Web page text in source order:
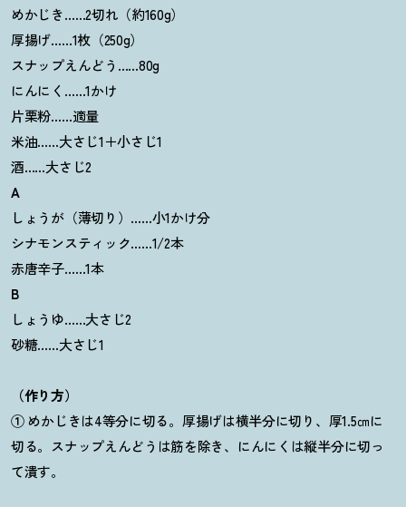
めかじき……2切れ（約160g）
厚揚げ……1枚（250g）
スナップえんどう……80g
にんにく……1かけ
片栗粉……適量
米油……大さじ1＋小さじ1
酒……大さじ2
A
しょうが（薄切り）……小1かけ分
シナモンスティック……1/2本
赤唐辛子……1本
B
しょうゆ……大さじ2
砂糖……大さじ1
（作り方）
①めかじきは4等分に切る。厚揚げは横半分に切り、厚1.5㎝に
切る。スナップえんどうは筋を除き、にんにくは縦半分に切っ
て潰す。